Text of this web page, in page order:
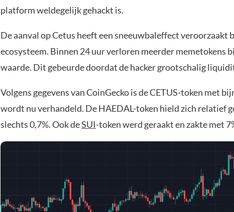
platform weldegelijk gehackt is.
De aanval op Cetus heeft een sneeuwbaleffect veroorzaakt
ecosysteem. Binnen 24 uur verloren meerder memetokens
waarde. Dit gebeurde doordat de hacker grootschalig
Volgens gegevens van CoinGecko is de CETUS-token met
wordt nu verhandeld. De HAEDAL-token hield zich relatief
slechts 0,7%. Ook deSUI-token werd geraakt en zakte met